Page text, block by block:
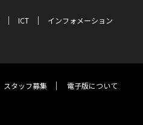
ICT
インフォメーション
スタッフ募集 電子版について